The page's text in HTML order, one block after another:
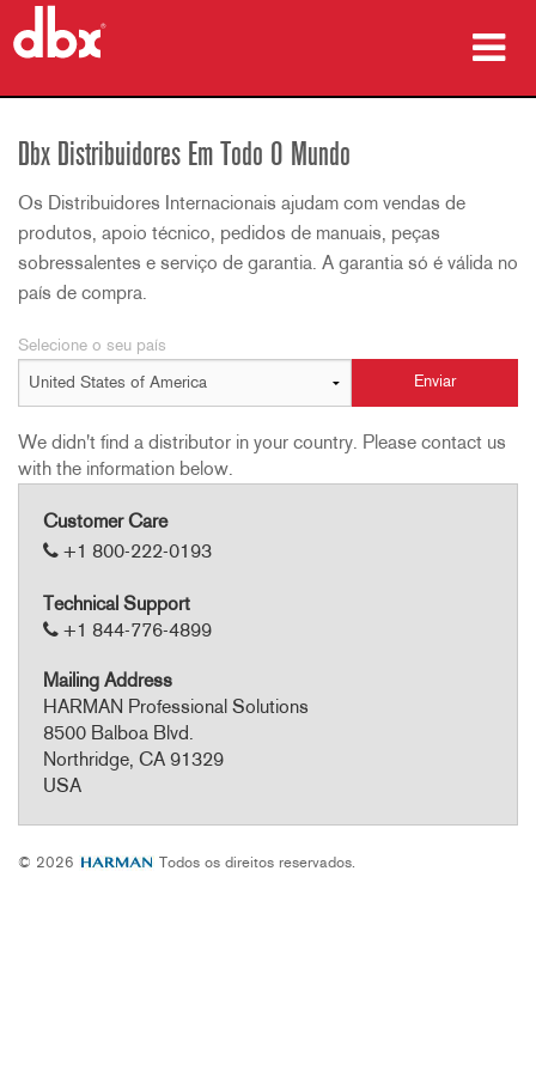
onde comprar
formação
assistência
Idioma/Região
Dbx Distribuidores Em Todo O Mundo
Os Distribuidores Internacionais ajudam com vendas de
produtos, apoio técnico, pedidos de manuais, peças
sobressalentes e serviço de garantia. A garantia só é válida no
país de compra.
Selecione o seu país
We didn't find a distributor in your country. Please contact us
with the information below.
Customer Care
+1 800-222-0193
Technical Support
+1 844-776-4899
Mailing Address
HARMAN Professional Solutions
8500 Balboa Blvd.
Northridge, CA 91329
USA
© 2026 Todos os direitos reservados.